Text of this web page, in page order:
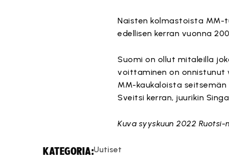
Naisten kolmastoista MM-
edellisen kerran vuonna
Suomi on ollut mitaleilla
voittaminen on onnistunut
MM-kaukaloista
Sveitsi kerran, juurikin
Kuva syyskuun 2022
KATEGORIA:Uutiset